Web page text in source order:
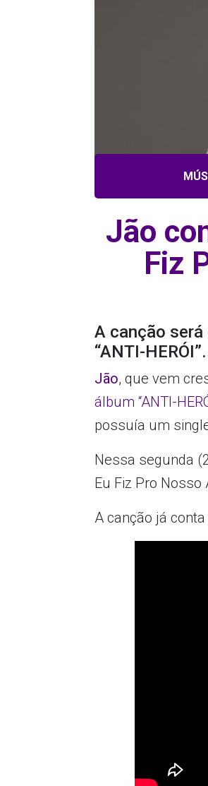
Jão
Fiz
A canção
“ANTI-HERÓI”.
Jão, que vem
álbum “ANTI-
possuía um
Nessa segunda
Eu Fiz Pro Nosso
A canção já